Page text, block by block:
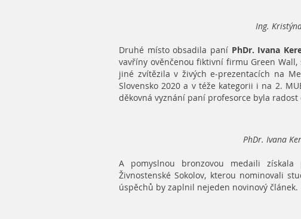
Ing.
Druhé místo obsadila paní PhDr. Ivana
vavříny ověnčenou fiktivní firmu Green
jiné zvítězila v živých e-prezentacích na
Slovensko 2020 a v téže kategorii i na 2.
děkovná vyznání paní profesorce byla radost
PhDr. Ivana
A pomyslnou bronzovou medaili získala
Živnostenské Sokolov, kterou nominovali
úspěchů by zaplnil nejeden novinový